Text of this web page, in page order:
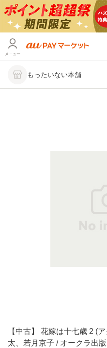
メニュー
もったいない本舗
【中古】 花嫁は十七歳 2 (
太、若月京子 / オークラ出